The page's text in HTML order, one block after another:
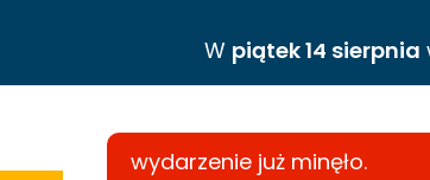
W piątek 14 sierpnia
wydarzenie już minęło.